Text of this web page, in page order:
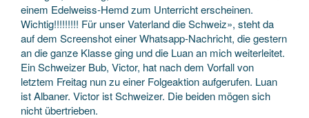
einem Edelweiss-Hemd zum Unterricht erscheinen.
Wichtig!!!!!!!!! Für unser Vaterland die Schweiz», steht da
auf dem Screenshot einer Whatsapp-Nachricht, die gestern
an die ganze Klasse ging und die Luan an mich weiterleitet.
Ein Schweizer Bub, Victor, hat nach dem Vorfall von
letztem Freitag nun zu einer Folgeaktion aufgerufen. Luan
ist Albaner. Victor ist Schweizer. Die beiden mögen sich
nicht übertrieben.